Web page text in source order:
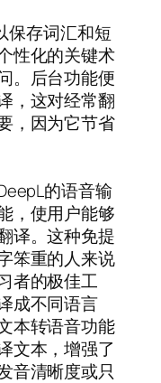
保存词汇和短
性化的关键术
。后台功能便
，这对经常翻
，因为它节省
的语音输
，使用户能够
译。这种免提
笨重的人来说
者的极佳工
成不同语言
本转语音功能
文本，增强了
音清晰度或只